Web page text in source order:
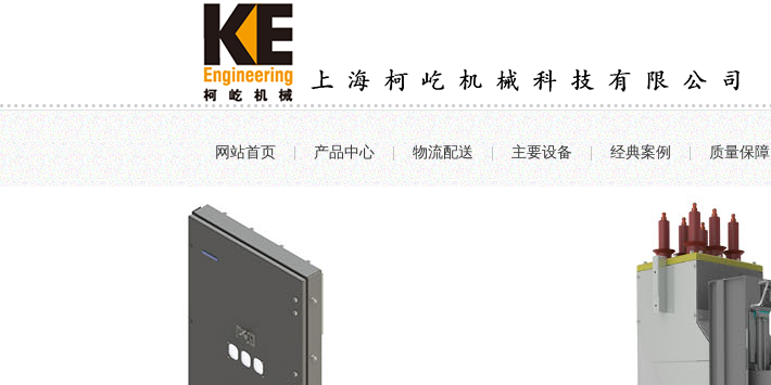
网站首页 | 产品中心 | 物流配送 | 主要设备 | 经典案例 | 质量保障